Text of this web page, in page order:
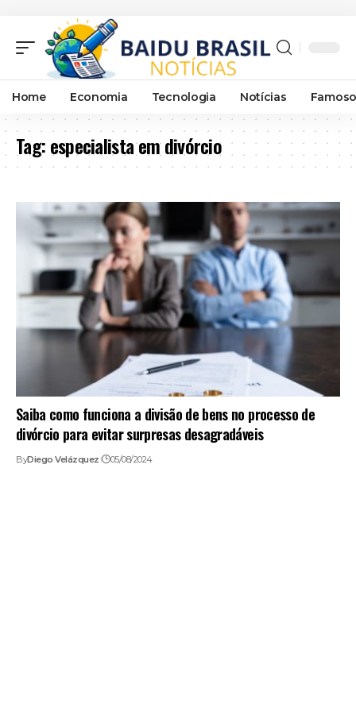
Home Economia Tecnologia Notícias
Tag:especialista em divórcio
Saiba como funciona a divisão de bens no processo de
divórcio para evitar surpresas desagradáveis
ByDiego Velázquez 05/08/2024